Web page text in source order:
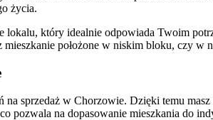
życia.
który idealnie odpowiada Twoim
położone w niskim bloku, czy
na sprzedaż w Chorzowie. Dzięki temu
pozwala na dopasowanie mieszkania do